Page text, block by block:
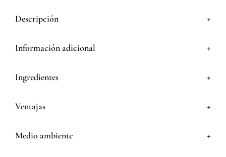
Descripción +
Información adicional +
Ingredientes +
Ventajas +
Medio ambiente +